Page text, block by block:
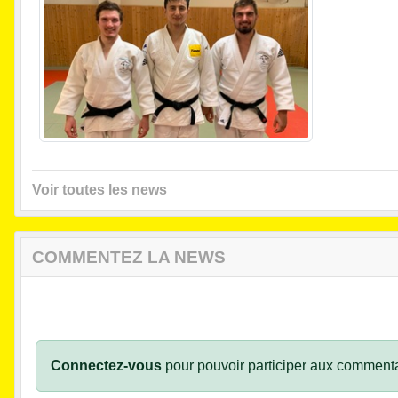
Voir toutes les news
COMMENTEZ LA NEWS
Connectez-vous pour pouvoir participer aux